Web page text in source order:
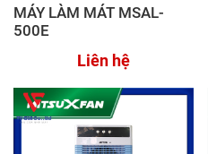
MÁY LÀM MÁT MSAL-
500E
Liên hệ